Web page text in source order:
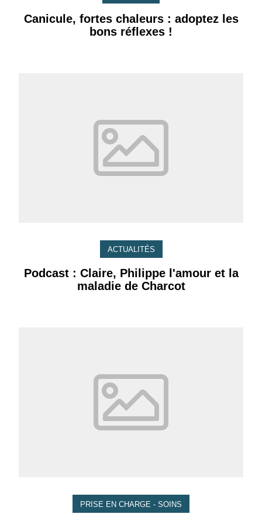
Canicule, fortes chaleurs : adoptez les
bons réflexes !
ACTUALITÉS
Podcast : Claire, Philippe l'amour et la
maladie de Charcot
PRISE EN CHARGE - SOINS